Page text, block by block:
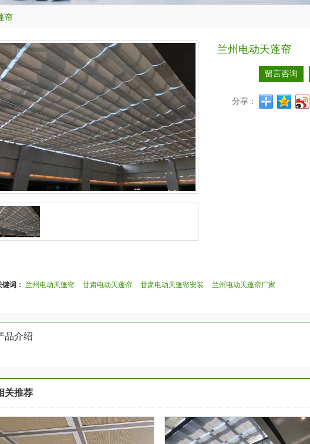
帘
兰州电动天蓬帘
留言咨询
分享：
键词： 兰州电动天蓬帘 甘肃电动天蓬帘 甘肃电动天蓬帘安装 兰州电动天蓬帘厂家
品介绍
关推荐